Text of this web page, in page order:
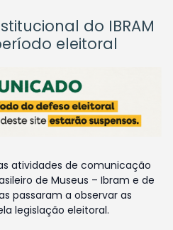
do IBRAM
eleitoral
atividades de comunicação
de Museus – Ibram e de
passaram a observar as
legislação eleitoral.